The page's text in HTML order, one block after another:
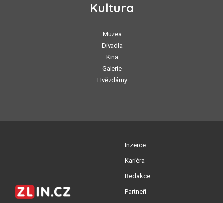
Kultura
Muzea
Divadla
Kina
Galerie
Hvězdárny
Inzerce
Kariéra
Redakce
Partneři